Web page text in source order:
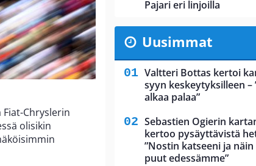
Chryslerin
olisikin
Pajari eri linjoilla
Uusimmat
Valtteri Bottas kertoi
syyn keskeytyksilleen –
alkaa palaa”
Sebastien Ogierin
kertoo pysäyttävistä
”Nostin katseeni ja
puut edessämme”